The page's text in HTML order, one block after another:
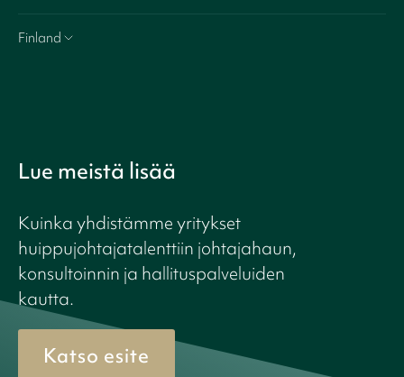
Finland
Lue meistä lisää
Kuinka yhdistämme yritykset
huippujohtajatalenttiin johtajahaun,
konsultoinnin ja hallituspalveluiden
kautta.
Katso esite